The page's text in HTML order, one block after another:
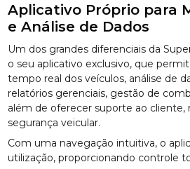
Aplicativo Próprio para
e Análise de Dados
Um dos grandes diferenciais da
o seu aplicativo exclusivo, que
tempo real dos veículos, análise de
relatórios gerenciais, gestão de
além de oferecer suporte ao cliente,
segurança veicular.
Com uma navegação intuitiva, o
utilização, proporcionando controle